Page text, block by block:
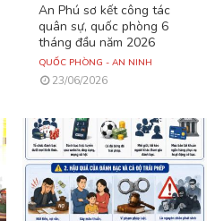
An Phú sơ kết công tác
quân sự, quốc phòng 6
tháng đầu năm 2026
QUỐC PHÒNG - AN NINH
23/06/2026